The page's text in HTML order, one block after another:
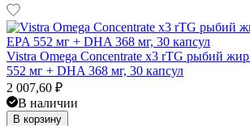
Vistra Omega Concentrate x3 rTG рыбий
552 мг + DHA 368 мг, 30 капсул
2 007,60 ₽
В наличии
В корзину